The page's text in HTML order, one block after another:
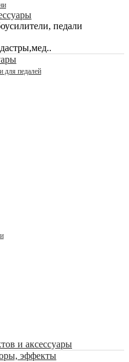
педали
для педалей
и аксессуары
эффекты